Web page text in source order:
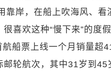
靠岸，在船上吹海风、
喜欢这种“慢下来”的度假
船票上线一个月销量超
轮航次，其中31岁到